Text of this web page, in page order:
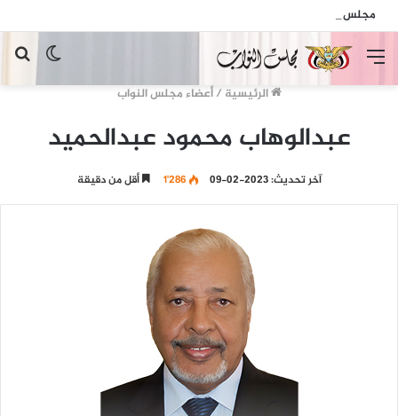
الوضع
المظلم
القائمة
الرئيسية / أعضاء مجلس النواب
عبدالوهاب محمود عبدالحميد
آخر تحديث: 2023-02-09 1٬286 أقل من دقيقة